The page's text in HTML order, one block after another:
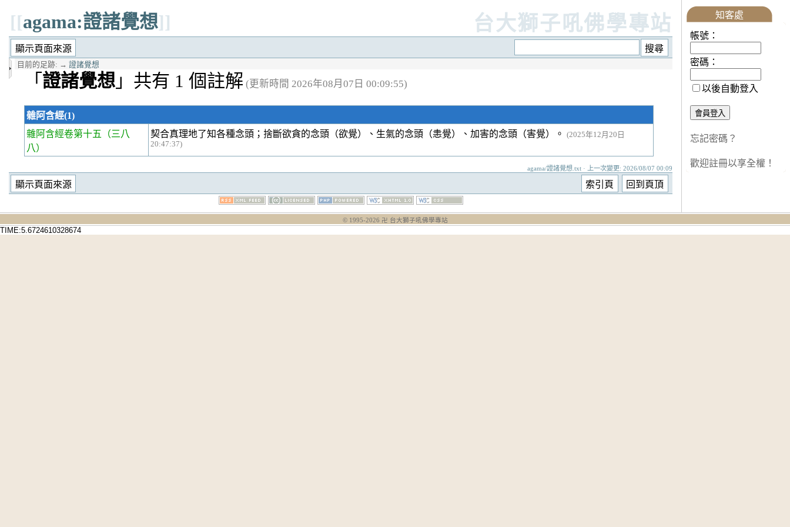
[[agama:證諸覺想]] 台大獅子吼佛學專站
目前的足跡: → 證諸覺想
「 證諸覺想 」共有 1 個註解 (更新時間 2026年08月07日 00:09:55)
雜阿含經(1)
雜阿含經卷第十五
（三八
八）
契合真理地了知各種念頭；捨斷欲貪的念頭（欲覺）、生氣的念頭（恚覺）、加害的念頭（害覺）。
(2025年12月20日
20:47:37)
agama/證諸覺想.txt · 上一次變更: 2026/08/07 00:09
知客處
帳號：
密碼：
以後自動登入
忘記密碼？
歡迎註冊以享全權！
© 1995-2026 卍 台大獅子吼佛學專站
TIME:5.6724610328674